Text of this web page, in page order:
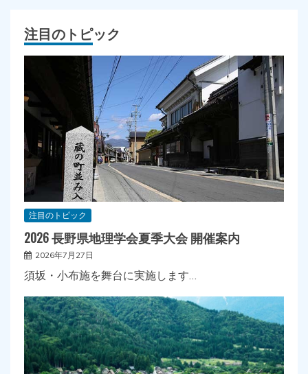
注目のトピック
注目のトピック
2026 長野県地理学会夏季大会 開催案内
2026年7月27日
須坂・小布施を舞台に実施します…